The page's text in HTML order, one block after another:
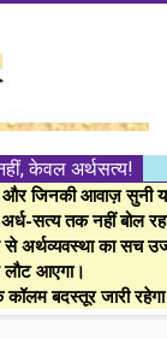
केवल अर्थसत्य!
जिनकी आवाज़ सुनी
सत्य तक नहीं बोल
अर्थव्यवस्था का सच
आएगा।
कॉलम बदस्तूर जारी